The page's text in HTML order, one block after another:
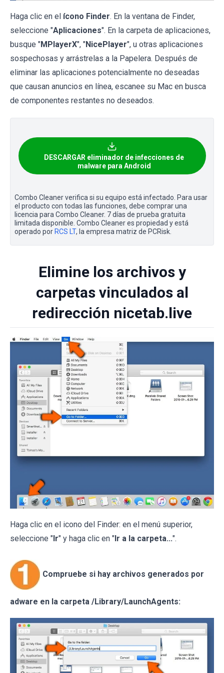
Haga clic en el ícono Finder. En la ventana de Finder,
seleccione "Aplicaciones". En la carpeta de aplicaciones,
busque "MPlayerX", "NicePlayer", u otras aplicaciones
sospechosas y arrástrelas a la Papelera. Después de
eliminar las aplicaciones potencialmente no deseadas
que causan anuncios en línea, escanee su Mac en busca
de componentes restantes no deseados.
DESCARGAR eliminador de infecciones de
malware para Android
Combo Cleaner verifica si su equipo está infectado. Para usar
el producto con todas las funciones, debe comprar una
licencia para Combo Cleaner. 7 días de prueba gratuita
limitada disponible. Combo Cleaner es propiedad y está
operado por RCS LT, la empresa matriz de PCRisk.
Elimine los archivos y
carpetas vinculados al
redirección nicetab.live
Haga clic en el icono del Finder: en el menú superior,
seleccione "Ir" y haga clic en "Ir a la carpeta...".
Compruebe si hay archivos generados por
adware en la carpeta /Library/LaunchAgents: